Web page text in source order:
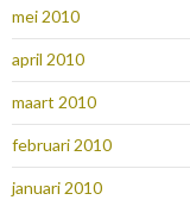
mei 2010
april 2010
maart 2010
februari 2010
januari 2010